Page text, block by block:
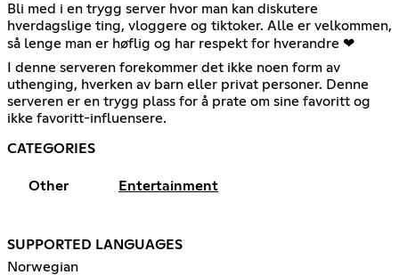
Bli med i en trygg server hvor man kan diskutere
hverdagslige ting, vloggere og tiktoker. Alle er velkommen,
så lenge man er høflig og har respekt for hverandre ❤
I denne serveren forekommer det ikke noen form av
uthenging, hverken av barn eller privat personer. Denne
serveren er en trygg plass for å prate om sine favoritt og
ikke favoritt-influensere.
CATEGORIES
Other Entertainment
SUPPORTED LANGUAGES
Norwegian